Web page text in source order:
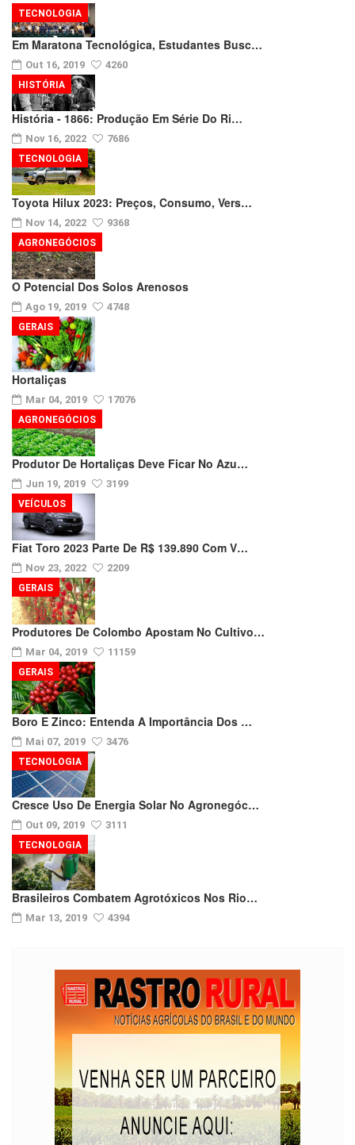
Em Maratona Tecnológica, Estudantes Busc…
Out 16, 2019 4260
TECNOLOGIA
História - 1866: Produção Em Série Do Ri…
Nov 16, 2022 7686
HISTÓRIA
Toyota Hilux 2023: Preços, Consumo, Vers…
Nov 14, 2022 9368
TECNOLOGIA
O Potencial Dos Solos Arenosos
Ago 19, 2019 4748
AGRONEGÓCIOS
Hortaliças
Mar 04, 2019 17076
GERAIS
Produtor De Hortaliças Deve Ficar No Azu…
Jun 19, 2019 3199
AGRONEGÓCIOS
Fiat Toro 2023 Parte De R$ 139.890 Com V…
Nov 23, 2022 2209
VEÍCULOS
Produtores De Colombo Apostam No Cultivo…
Mar 04, 2019 11159
GERAIS
Boro E Zinco: Entenda A Importância Dos …
Mai 07, 2019 3476
GERAIS
Cresce Uso De Energia Solar No Agronegóc…
Out 09, 2019 3111
TECNOLOGIA
Brasileiros Combatem Agrotóxicos Nos Rio…
Mar 13, 2019 4394
TECNOLOGIA